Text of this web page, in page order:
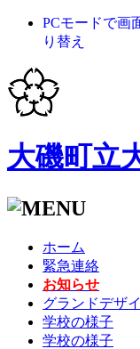
PCモードで画
り替え
大磯町立
ホーム
緊急連絡
お知らせ
グランドデザ
学校の様子
学校の様子